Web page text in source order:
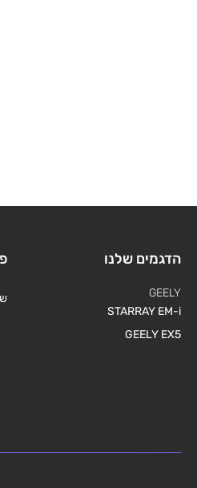
הדגמים שלנו
GEELY
STARRAY EM-i
GEELY EX5